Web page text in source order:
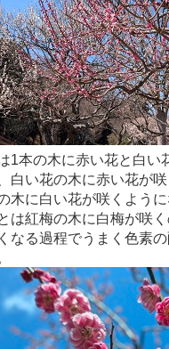
1本の木に赤い花と白い
白い花の木に赤い花が
木に白い花が咲くよう
は紅梅の木に白梅が咲
なる過程でうまく色素